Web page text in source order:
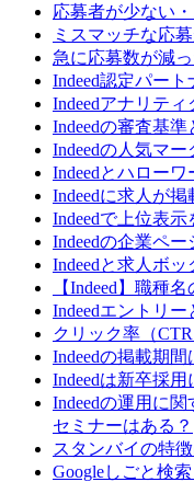
応募者が少ない
ミスマッチな応
急に応募数が減
Indeed認定パー
Indeedアナリテ
Indeedの審査基準
Indeedの人気マ
Indeedとハロー
Indeedに求人が
Indeedで上位表
Indeedの企業ペー
Indeedと求人ボッ
【Indeed】職種
Indeedエントリー
クリック率（
Indeedの掲載期間
Indeedは新卒採用
Indeedの運用に関
セミナーはある？
スタンバイの特
Googleしごと検